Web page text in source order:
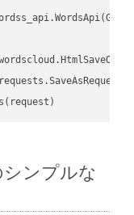
シンプルな